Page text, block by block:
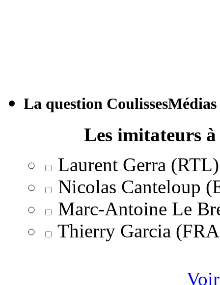
La question CoulissesMédias
Les imitateurs
Laurent Gerra (RTL)
Nicolas Canteloup
Marc-Antoine Le
Thierry Garcia